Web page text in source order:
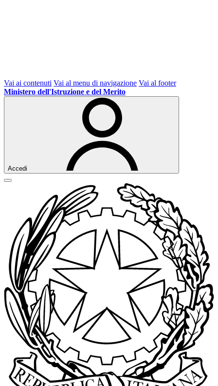
Vai ai contenuti Vai al menu di navigazione Vai al footer
Ministero dell'Istruzione e del Merito
Accedi